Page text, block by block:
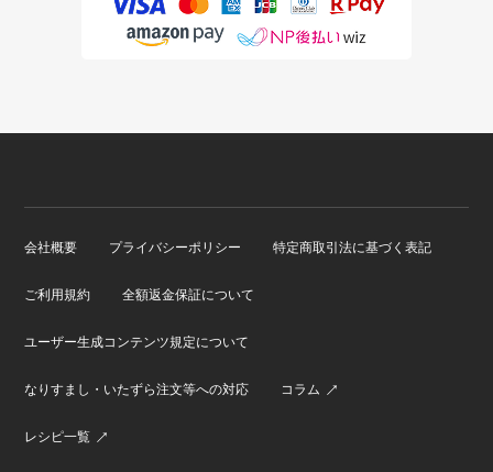
会社概要 プライバシーポリシー 特定商取引法に基づく表記
ご利用規約 全額返金保証について
ユーザー生成コンテンツ規定について
なりすまし・いたずら注文等への対応 コラム
レシピ一覧